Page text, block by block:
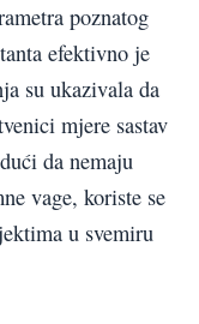
poznatog
efektivno je
su ukazivala da
mjere sastav
da nemaju
vage, koriste se
u svemiru